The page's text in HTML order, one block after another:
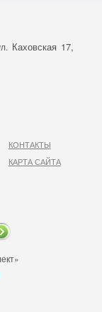
Каховская 17,
КОНТАКТЫ
КАРТА САЙТА